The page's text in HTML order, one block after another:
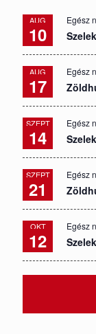
AUG
10
Egész
AUG
17
Egész
SZEPT
14
Egész
SZEPT
21
Egész
OKT
12
Egész